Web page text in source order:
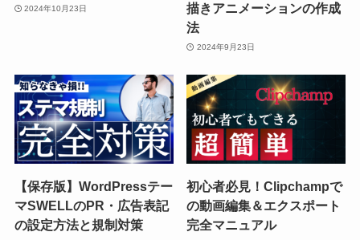
2024年10月23日
描きアニメーションの作成
法
2024年9月23日
【保存版】WordPressテー
マSWELLのPR・広告表記
の設定方法と規制対策
初心者必見！Clipchampで
の動画編集＆エクスポート
完全マニュアル